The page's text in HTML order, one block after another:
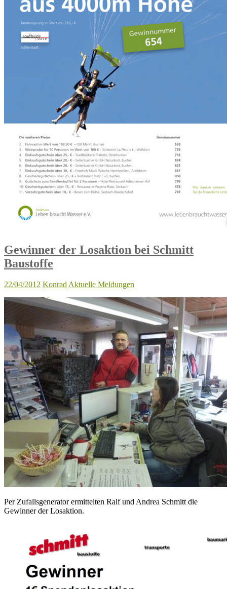
Gewinner der Losaktion bei Schmitt
Baustoffe
22/04/2012 KonradAktuelle Meldungen
Per Zufallsgenerator ermittelten Ralf und Andrea Schmitt die
Gewinner der Losaktion.